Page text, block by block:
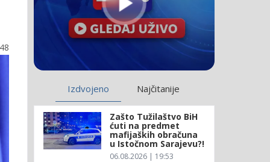
Izdvojeno Najčitanije
Zašto Tužilaštvo BiH
ćuti na predmet
mafijaških obračuna
u Istočnom Sarajevu?!
06.08.2026 | 19:53